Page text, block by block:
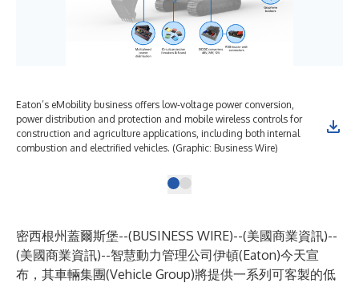
Eaton’s eMobility business offers low-voltage power conversion,
power distribution and protection and mobile wireless controls for
construction and agriculture applications, including both internal
combustion and electrified vehicles. (Graphic: Business Wire)
密西根州蓋爾斯堡--(BUSINESS WIRE)--(美國商業資訊)--
(美國商業資訊)--智慧動力管理公司伊頓(Eaton)今天宣
布，其車輛集團(Vehicle Group)將提供一系列可客製的低